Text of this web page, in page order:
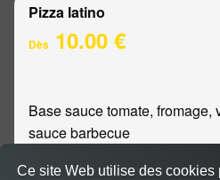
Pizza latino
Dès 10.00 €
Base sauce tomate,
sauce barbecue
Ce site Web utilise des cookies